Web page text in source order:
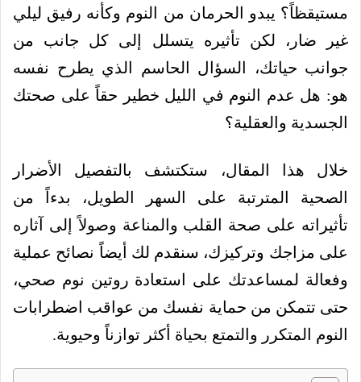
مستيقظاً؟ يبدو الحرمان من النوم وكأنه رفيق ليلي
غير ضار، لكن تأثيره يتسلل إلى كل جانب من
جوانب حياتك، السؤال الحاسم الذي يطرح نفسه
هو: هل عدم النوم في الليل خطير حقاً على صحتك
الجسدية والعقلية؟
خلال هذا المقال، ستكتشف بالتفصيل الأضرار
الصحية المترتبة على السهر الطويل، بدءاً من
تأثيراته على صحة القلب والمناعة وصولاً إلى آثاره
على مزاجك وتركيزك، سنقدم لك أيضاً نصائح عملية
وفعالة لمساعدتك على استعادة روتين نوم صحي،
حتى تتمكن من حماية نفسك من عواقب اضطرابات
النوم المتكرر والتمتع بحياة أكثر توازناً وحيوية.